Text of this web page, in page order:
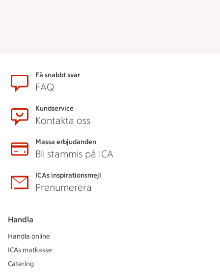
SidfotFå snabbt svar
FAQ
Kundservice
Kontakta oss
Massa erbjudanden
Bli stammis på ICA
ICAs inspirationsmejl
Prenumerera
Handla
Handla online
ICAs matkasse
Catering